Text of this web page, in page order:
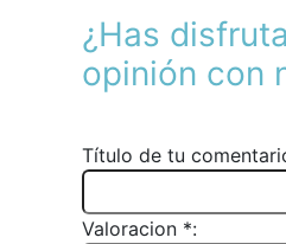
¿Has
opinión con
Título de tu
Valoracion *: